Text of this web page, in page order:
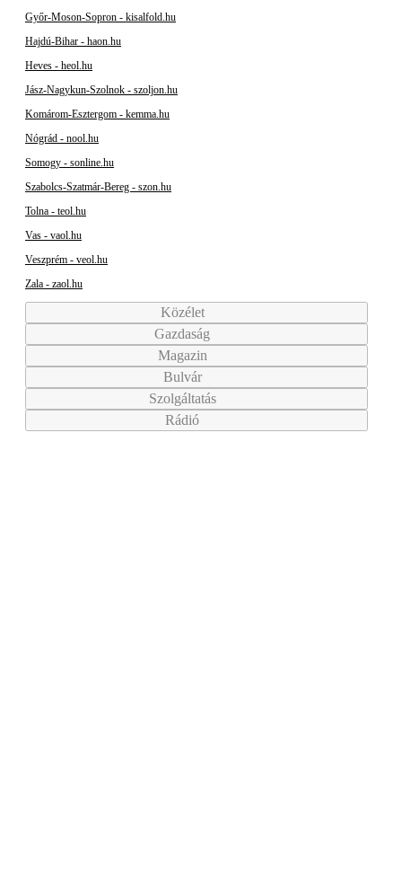
Győr-Moson-Sopron - kisalfold.hu
Hajdú-Bihar - haon.hu
Heves - heol.hu
Jász-Nagykun-Szolnok - szoljon.hu
Komárom-Esztergom - kemma.hu
Nógrád - nool.hu
Somogy - sonline.hu
Szabolcs-Szatmár-Bereg - szon.hu
Tolna - teol.hu
Vas - vaol.hu
Veszprém - veol.hu
Zala - zaol.hu
Közélet
Gazdaság
Magazin
Bulvár
Szolgáltatás
Rádió